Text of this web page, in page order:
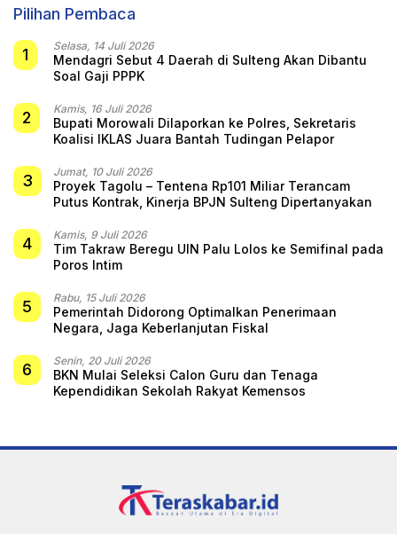
Pilihan Pembaca
1 Selasa, 14 Juli 2026
Mendagri Sebut 4 Daerah di Sulteng Akan Dibantu
Soal Gaji PPPK
2 Kamis, 16 Juli 2026
Bupati Morowali Dilaporkan ke Polres, Sekretaris
Koalisi IKLAS Juara Bantah Tudingan Pelapor
3 Jumat, 10 Juli 2026
Proyek Tagolu – Tentena Rp101 Miliar Terancam
Putus Kontrak, Kinerja BPJN Sulteng Dipertanyakan
4 Kamis, 9 Juli 2026
Tim Takraw Beregu UIN Palu Lolos ke Semifinal pada
Poros Intim
5 Rabu, 15 Juli 2026
Pemerintah Didorong Optimalkan Penerimaan
Negara, Jaga Keberlanjutan Fiskal
6 Senin, 20 Juli 2026
BKN Mulai Seleksi Calon Guru dan Tenaga
Kependidikan Sekolah Rakyat Kemensos